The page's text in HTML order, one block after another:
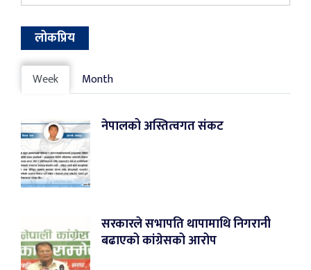
लोकप्रिय
Week Month
नेपालको अस्तित्वगत संकट
सरकारले सभापति थापामाथि निगरानी
बढाएको कांग्रेसको आरोप